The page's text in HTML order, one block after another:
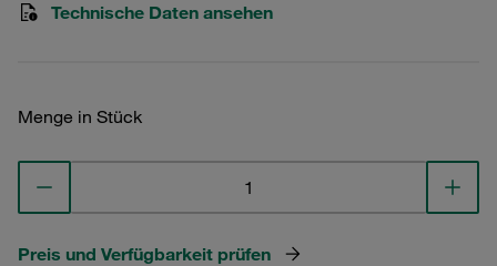
Technische Daten ansehen
Menge in Stück
Preis und Verfügbarkeit prüfen